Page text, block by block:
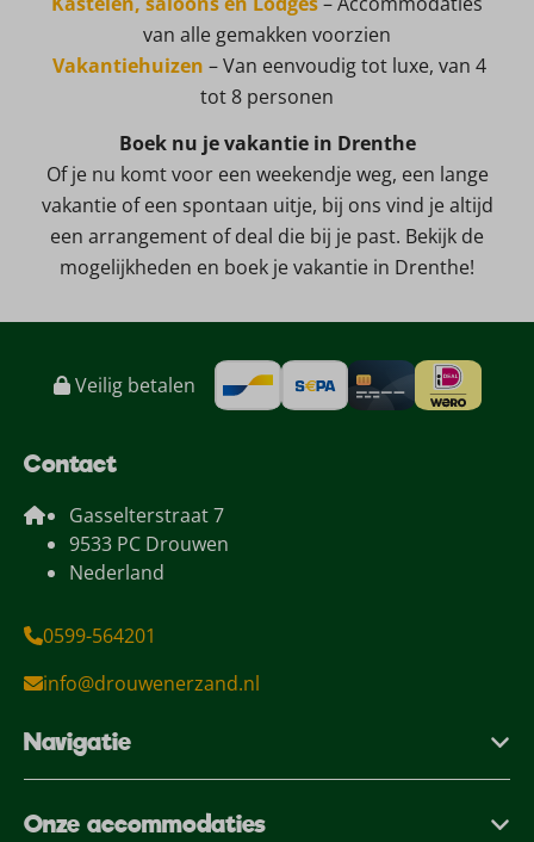
van alle gemakken voorzien
Vakantiehuizen – Van eenvoudig tot luxe, van 4
tot 8 personen
Boek nu je vakantie in Drenthe
Of je nu komt voor een weekendje weg, een lange
vakantie of een spontaan uitje, bij ons vind je altijd
een arrangement of deal die bij je past. Bekijk de
mogelijkheden en boek je vakantie in Drenthe!
Veilig betalen
Contact
Gasselterstraat 7
9533 PC Drouwen
Nederland
0599-564201
info@drouwenerzand.nl
Navigatie
Onze accommodaties